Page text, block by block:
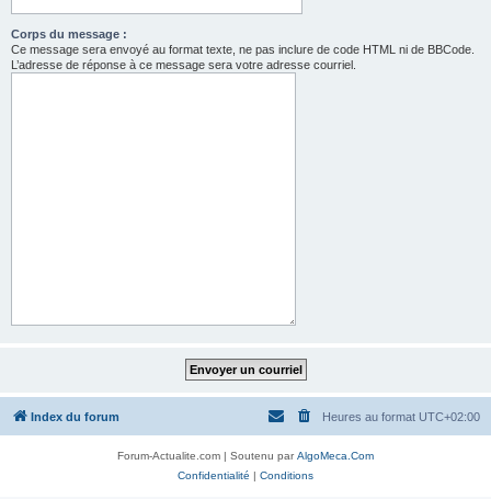
Corps du message :
Ce message sera envoyé au format texte, ne pas inclure de code HTML ni de BBCode.
L’adresse de réponse à ce message sera votre adresse courriel.
Index du forum Heures au format UTC+02:00
Forum-Actualite.com | Soutenu parAlgoMeca.Com
Confidentialité | Conditions